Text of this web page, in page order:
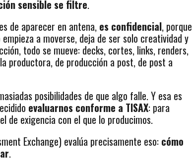
sensible se filtre.
de aparecer en antena, es confidencial, porque
a moverse, deja de ser solo creatividad y
todo se mueve: decks, cortes, links, renders,
productora, de producción a post, de post a
posibilidades de que algo falle. Y esa es
evaluarnos conforme a TISAX: para
de exigencia con el que lo producimos.
Exchange) evalúa precisamente eso: cómo
.